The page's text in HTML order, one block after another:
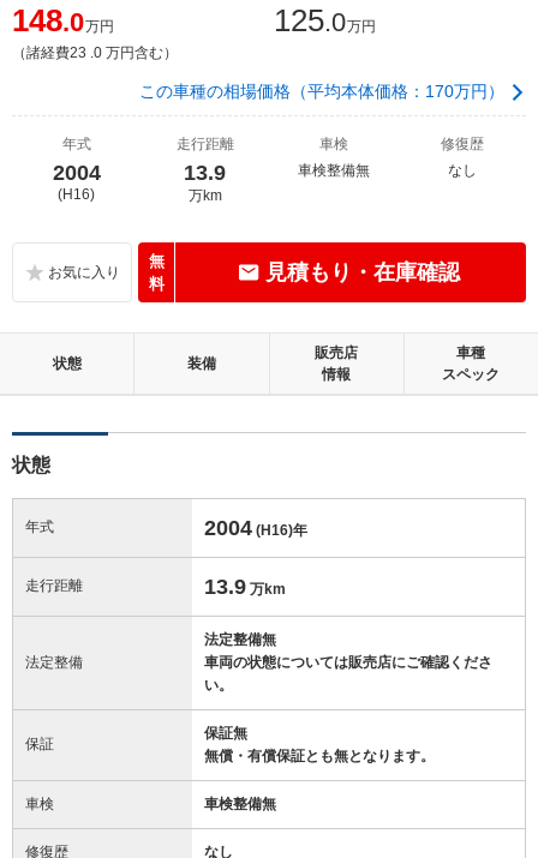
148.0万円
（諸経費23 .0 万円含む）
125.0万円
この車種の相場価格（平均本体価格：170万円）
年式
2004
(H16)
走行距離
13.9
万km
車検
車検整備無
修復歴
なし
無
料
見積もり・在庫確認
状態 装備
販売店
情報
車種
スペック
状態
年式 2004 (H16)年
走行距離 13.9 万km
法定整備
法定整備無
車両の状態については販売店にご確認くださ
い。
保証
保証無
無償・有償保証とも無となります。
車検 車検整備無
修復歴 なし